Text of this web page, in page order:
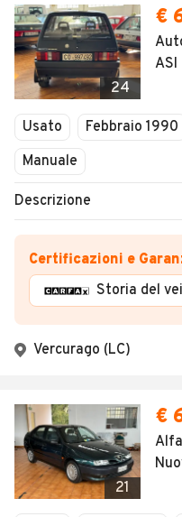
24
€
ASI
Usato Febbraio 1990
Manuale
Descrizione
Certificazioni e
Storia del
Vercurago (LC)
21
€